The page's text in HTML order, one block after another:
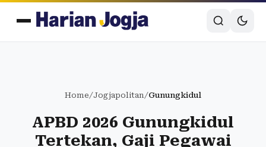
Home/Jogjapolitan/Gunungkidul
APBD 2026 Gunungkidul
Tertekan, Gaji Pegawai